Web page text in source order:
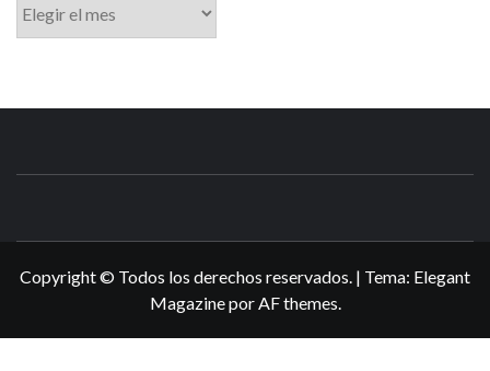
Copyright © Todos los derechos reservados. | Tema: Elegant
MagazineporAF themes.